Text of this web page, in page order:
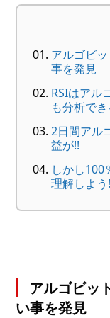
アルゴビ
事を発見
RSIはアル
も分析でき
2日間アル
益が!!
しかし100
理解しよう
アルゴビッ
い事を発見